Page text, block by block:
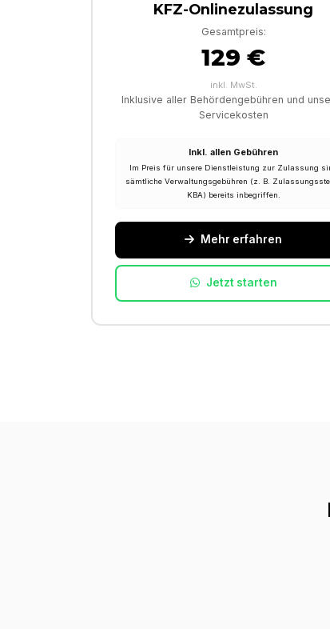
KFZ-Onlinezulassung
Gesamtpreis:
129 €
inkl. MwSt.
Inklusive aller Behördengebühren und
Servicekosten
Inkl. allen Gebühren
Im Preis für unsere Dienstleistung zur Zulassung
sämtliche Verwaltungsgebühren (z. B.
KBA) bereits inbegriffen.
Mehr erfahren
Jetzt starten